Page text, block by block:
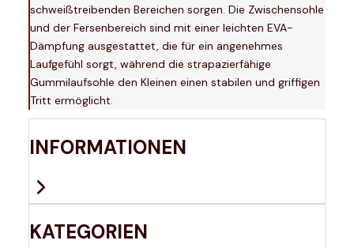
schweißtreibenden Bereichen sorgen. Die Zwischensohle
und der Fersenbereich sind mit einer leichten EVA-
Dämpfung ausgestattet, die für ein angenehmes
Laufgefühl sorgt, während die strapazierfähige
Gummilaufsohle den Kleinen einen stabilen und griffigen
Tritt ermöglicht.
INFORMATIONEN
KATEGORIEN